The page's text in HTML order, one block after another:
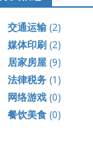
交通运输 (2)
媒体印刷 (2)
居家房屋 (9)
法律税务 (1)
网络游戏 (0)
餐饮美食 (0)